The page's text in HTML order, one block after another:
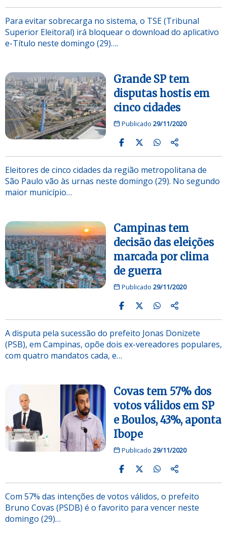
Para evitar sobrecarga no sistema, o TSE (Tribunal
Superior Eleitoral) irá bloquear o download do aplicativo
e-Título neste domingo (29)….
Grande SP tem
disputas hostis em
cinco cidades
Publicado 29/11/2020
Eleitores de cinco cidades da região metropolitana de
São Paulo vão às urnas neste domingo (29). No segundo
maior município…
Campinas tem
decisão das eleições
marcada por clima
de guerra
Publicado 29/11/2020
A disputa pela sucessão do prefeito Jonas Donizete
(PSB), em Campinas, opõe dois ex-vereadores populares,
com quatro mandatos cada, e…
Covas tem 57% dos
votos válidos em SP
e Boulos, 43%, aponta
Ibope
Publicado 29/11/2020
Com 57% das intenções de votos válidos, o prefeito
Bruno Covas (PSDB) é o favorito para vencer neste
domingo (29)…